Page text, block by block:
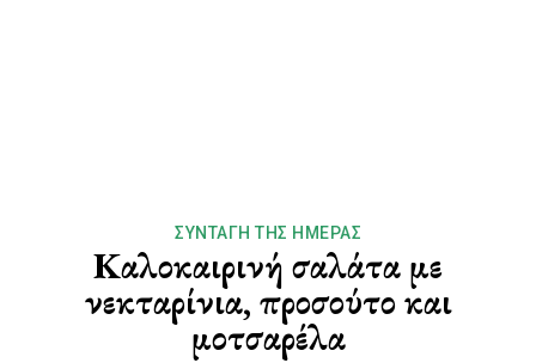
ΣΥΝΤΑΓΉ ΤΗΣ ΗΜΈΡΑΣ
Καλοκαιρινή σαλάτα με
νεκταρίνια, προσούτο και
μοτσαρέλα